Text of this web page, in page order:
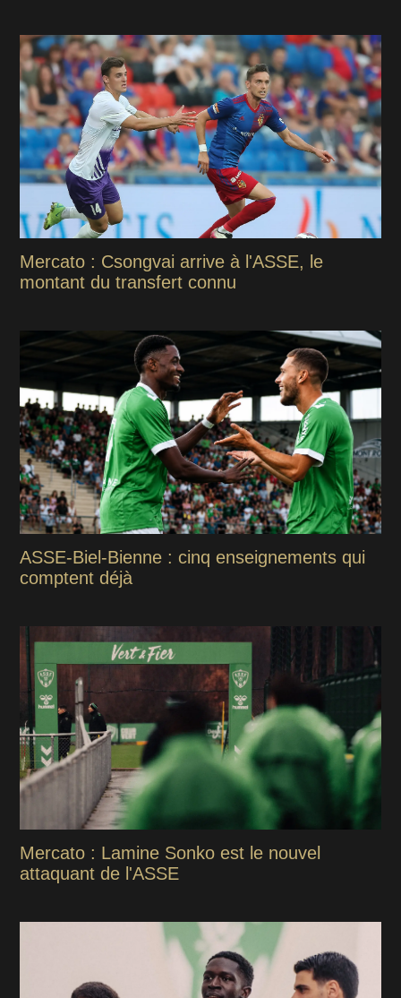
Mercato : Csongvai arrive à l'ASSE, le
montant du transfert connu
ASSE-Biel-Bienne : cinq enseignements qui
comptent déjà
Mercato : Lamine Sonko est le nouvel
attaquant de l'ASSE